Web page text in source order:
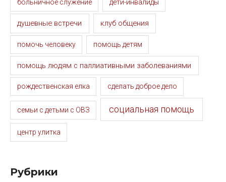
больничное служение дети-инвалиды
душевные встречи клуб общения
помочь человеку помощь детям
помощь людям с паллиативными заболеваниями
рождественская елка сделать доброе дело
семьи с детьми с ОВЗ социальная помощь
центр улитка
Рубрики